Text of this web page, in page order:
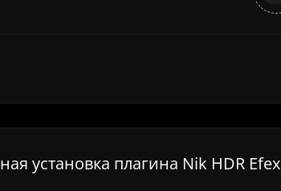
установка плагина Nik HDR Efex